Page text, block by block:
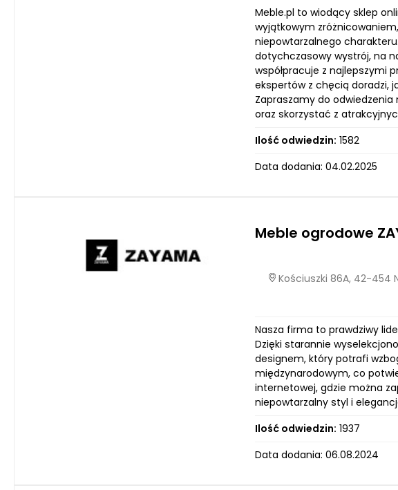
Meble.pl to wiodący sklep
wyjątkowym
niepowtarzalnego
dotychczasowy wystrój, na
współpracuje z najlepszymi
ekspertów z chęcią doradzi,
Zapraszamy do
oraz skorzystać z
Ilość odwiedzin: 1582
Data dodania: 04.02.2025
Meble ogrodowe
Kościuszki 86A, 42-454
Nasza firma to prawdziwy
Dzięki starannie
designem, który potrafi
międzynarodowym, co
internetowej, gdzie można
niepowtarzalny styl i
Ilość odwiedzin: 1937
Data dodania: 06.08.2024